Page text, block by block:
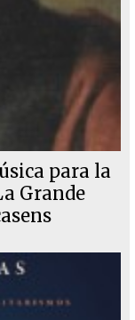
para la
Grande